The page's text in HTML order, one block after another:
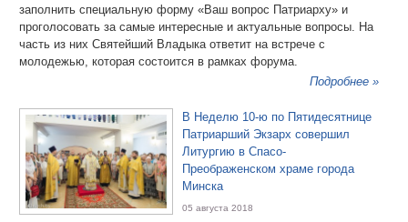
заполнить специальную форму «Ваш вопрос Патриарху» и
проголосовать за самые интересные и актуальные вопросы. На
часть из них Святейший Владыка ответит на встрече с
молодежью, которая состоится в рамках форума.
Подробнее »
В Неделю 10-ю по Пятидесятнице
Патриарший Экзарх совершил
Литургию в Спасо-
Преображенском храме города
Минска
05 августа 2018